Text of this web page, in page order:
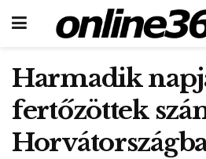
Harmadik
fertőzöttek